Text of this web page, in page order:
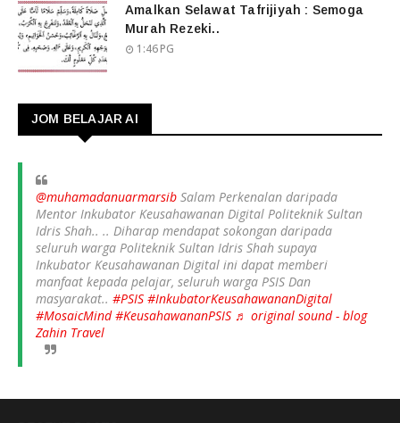
Amalkan Selawat Tafrijiyah : Semoga
Murah Rezeki..
1:46 PG
JOM BELAJAR AI
@muhamadanuarmarsib Salam Perkenalan daripada
Mentor Inkubator Keusahawanan Digital Politeknik Sultan
Idris Shah.. .. Diharap mendapat sokongan daripada
seluruh warga Politeknik Sultan Idris Shah supaya
Inkubator Keusahawanan Digital ini dapat memberi
manfaat kepada pelajar, seluruh warga PSIS Dan
masyarakat.. #PSIS #InkubatorKeusahawananDigital
#MosaicMind #KeusahawananPSIS ♬ original sound - blog
Zahin Travel